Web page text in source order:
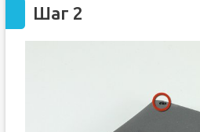
Шаг 2